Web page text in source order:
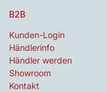
B2B
Kunden-Login
Händlerinfo
Händler werden
Showroom
Kontakt